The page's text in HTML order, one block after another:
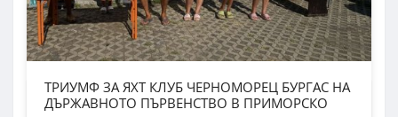
ТРИУМФ ЗА ЯХТ КЛУБ ЧЕРНОМОРЕЦ БУРГАС НА
ДЪРЖАВНОТО ПЪРВЕНСТВО В ПРИМОРСКО